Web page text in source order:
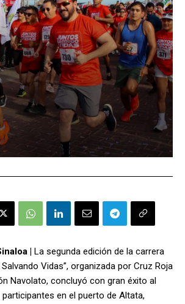
| La segunda edición de la carrera
Vidas”, organizada por Cruz Roja
Navolato, concluyó con gran éxito al
en el puerto de Altata,